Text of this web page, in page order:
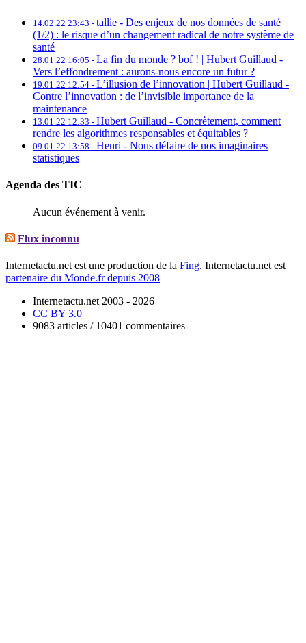
14.02.22 23:43 - tallie - Des enjeux de nos données de santé
(1/2) : le risque d’un changement radical de notre système de
santé
28.01.22 16:05 - La fin du monde ? bof ! | Hubert Guillaud -
Vers l’effondrement : aurons-nous encore un futur ?
19.01.22 12:54 - L’illusion de l’innovation | Hubert Guillaud -
Contre l’innovation : de l’invisible importance de la
maintenance
13.01.22 12:33 - Hubert Guillaud - Concrètement, comment
rendre les algorithmes responsables et équitables ?
09.01.22 13:58 - Henri - Nous défaire de nos imaginaires
statistiques
Agenda des TIC
Aucun événement à venir.
Flux inconnu
Internetactu.net est une production de la Fing. Internetactu.net est
partenaire du Monde.fr depuis 2008
Internetactu.net 2003 - 2026
CC BY 3.0
9083 articles / 10401 commentaires